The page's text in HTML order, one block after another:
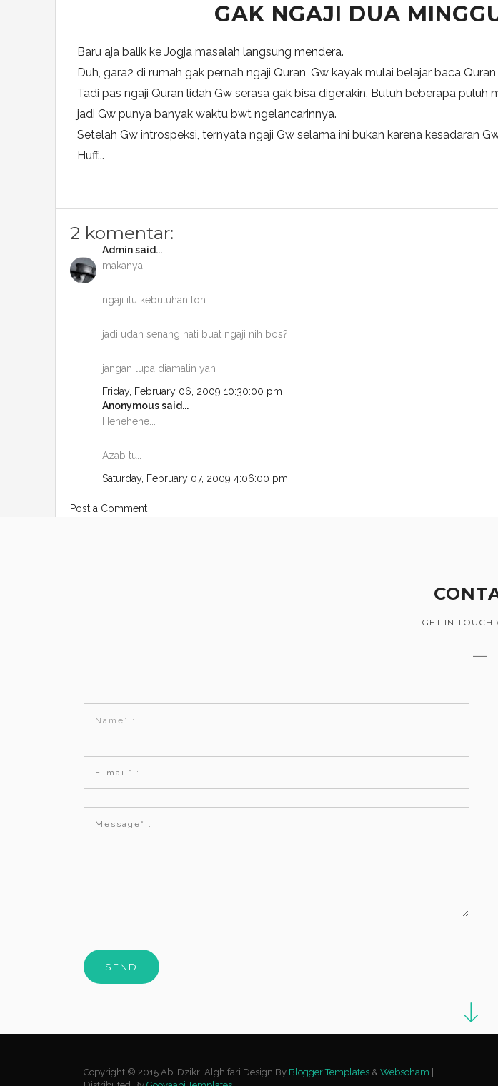
GAK NGAJI DUA
Baru aja balik ke Jogja masalah langsung mendera.
Duh, gara2 di rumah gak pernah ngaji Quran, Gw kayak mulai belajar baca
Tadi pas ngaji Quran lidah Gw serasa gak bisa digerakin. Butuh beberapa
jadi Gw punya banyak waktu bwt ngelancarinnya.
Setelah Gw introspeksi, ternyata ngaji Gw selama ini bukan karena kesadaran
Huff...
2 komentar:
Adminsaid...
makanya,
ngaji itu kebutuhan loh...
jadi udah senang hati buat ngaji nih bos?
jangan lupa diamalin yah
Friday, February 06, 2009 10:30:00 pm
Anonymous said...
Hehehehe...
Azab tu..
Saturday, February 07, 2009 4:06:00 pm
Post a Comment
GET IN TOUCH
Copyright © 2015 Abi Dzikri Alghifari.Design By Blogger Templates & Websoham